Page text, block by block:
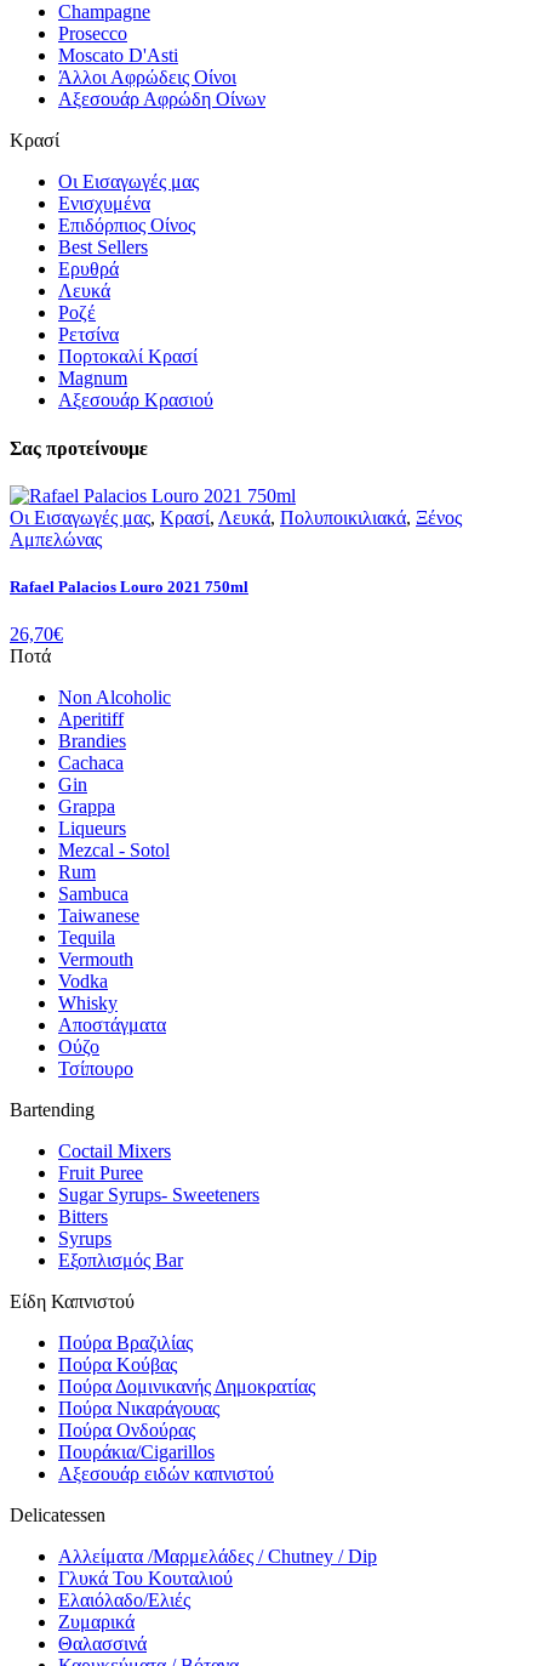
Champagne
Prosecco
Moscato D'Asti
Άλλοι Αφρώδεις Οίνοι
Αξεσουάρ Αφρώδη Οίνων
Κρασί
Οι Εισαγωγές μας
Ενισχυμένα
Επιδόρπιος Οίνος
Best Sellers
Ερυθρά
Λευκά
Ροζέ
Ρετσίνα
Πορτοκαλί Κρασί
Magnum
Αξεσουάρ Κρασιού
Σας προτείνουμε
Οι Εισαγωγές μας, Κρασί, Λευκά, Πολυποικιλιακά, Ξένος
Αμπελώνας
Rafael Palacios Louro 2021 750ml
26,70€
Ποτά
Non Alcoholic
Aperitiff
Brandies
Cachaca
Gin
Grappa
Liqueurs
Mezcal - Sotol
Rum
Sambuca
Taiwanese
Tequila
Vermouth
Vodka
Whisky
Αποστάγματα
Ούζο
Τσίπουρο
Bartending
Coctail Mixers
Fruit Puree
Sugar Syrups- Sweeteners
Bitters
Syrups
Εξοπλισμός Bar
Είδη Καπνιστού
Πούρα Βραζιλίας
Πούρα Κούβας
Πούρα Δομινικανής Δημοκρατίας
Πούρα Νικαράγουας
Πούρα Ονδούρας
Πουράκια/Cigarillos
Αξεσουάρ ειδών καπνιστού
Delicatessen
Αλλείματα /Μαρμελάδες / Chutney / Dip
Γλυκά Του Κουταλιού
Ελαιόλαδο/Ελιές
Ζυμαρικά
Θαλασσινά